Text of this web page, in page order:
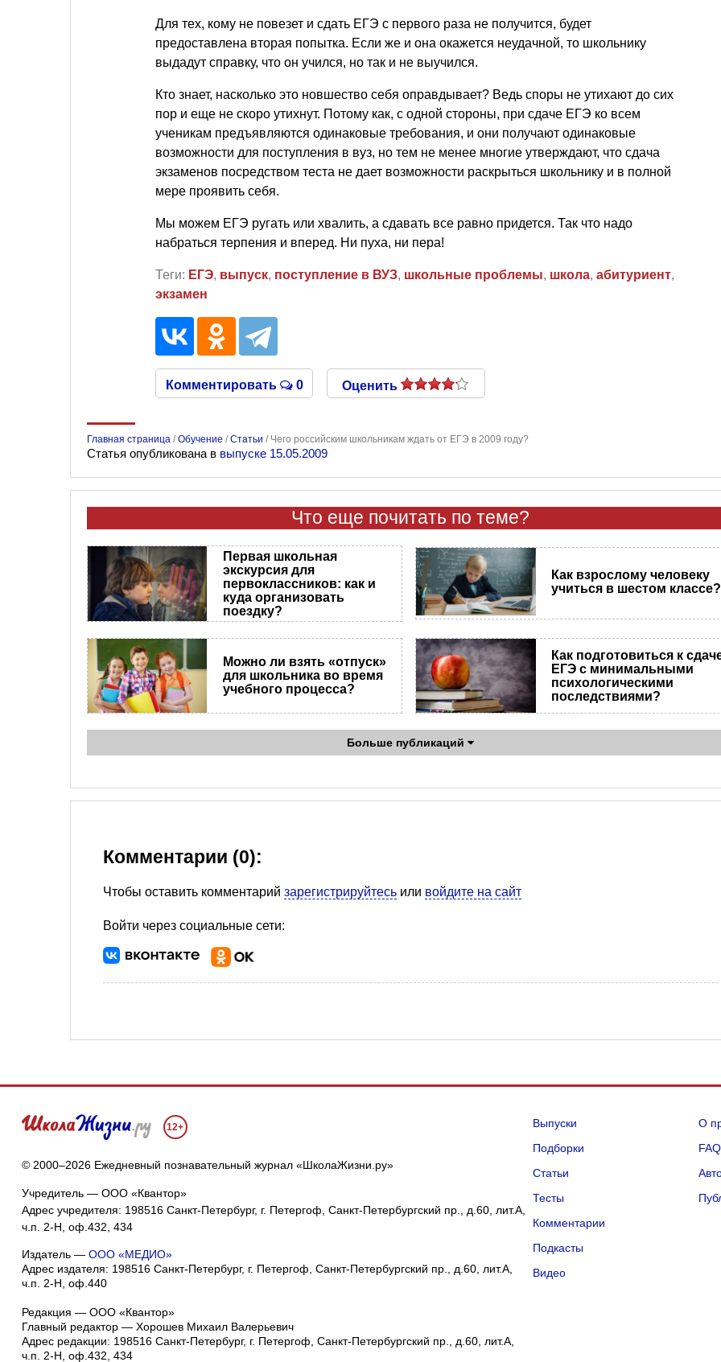
Для тех, кому не повезет и сдать ЕГЭ с первого раза не получится, будет
предоставлена вторая попытка. Если же и она окажется неудачной, то школьнику
выдадут справку, что он учился, но так и не выучился.
Кто знает, насколько это новшество себя оправдывает? Ведь споры не утихают до сих
пор и еще не скоро утихнут. Потому как, с одной стороны, при сдаче ЕГЭ ко всем
ученикам предъявляются одинаковые требования, и они получают одинаковые
возможности для поступления в вуз, но тем не менее многие утверждают, что сдача
экзаменов посредством теста не дает возможности раскрыться школьнику и в полной
мере проявить себя.
Мы можем ЕГЭ ругать или хвалить, а сдавать все равно придется. Так что надо
набраться терпения и вперед. Ни пуха, ни пера!
Теги: ЕГЭ, выпуск, поступление в ВУЗ, школьные проблемы, школа, абитуриент,
экзамен
Комментировать 0 Оценить
Главная страница /Обучение /Статьи / Чего российским школьникам ждать от ЕГЭ в 2009 году?
Статья опубликована в выпуске 15.05.2009
Что еще почитать по теме?
Первая школьная
экскурсия для
первоклассников: как и
куда организовать
поездку?
Как взрослому человеку
учиться в шестом классе?
Можно ли взять «отпуск»
для школьника во время
учебного процесса?
Как подготовиться к
ЕГЭ с минимальными
психологическими
последствиями?
Больше публикаций
Комментарии (0):
Чтобы оставить комментарий зарегистрируйтесь или войдите на сайт
Войти через социальные сети:
12+
© 2000–2026 Ежедневный познавательный журнал «ШколаЖизни.ру»
Учредитель — ООО «Квантор»
Адрес учредителя: 198516 Санкт-Петербург, г. Петергоф, Санкт-Петербургский пр., д.60, лит.А,
ч.п. 2-Н, оф.432, 434
Издатель — ООО «МЕДИО»
Адрес издателя: 198516 Санкт-Петербург, г. Петергоф, Санкт-Петербургский пр., д.60, лит.А,
ч.п. 2-Н, оф.440
Редакция — ООО «Квантор»
Главный редактор — Хорошев Михаил Валерьевич
Адрес редакции: 198516 Санкт-Петербург, г. Петергоф, Санкт-Петербургский пр., д.60, лит.А,
ч.п. 2-Н, оф.432, 434
Выпуски
Подборки
Статьи
Тесты
Комментарии
Подкасты
Видео
О
FAQ